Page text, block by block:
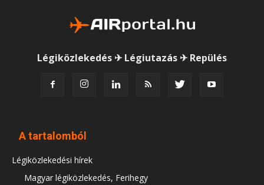
Légiközlekedés ✈ Légiutazás ✈ Repülés
A tartalomból
Légiközlekedési hírek
Magyar légiközlekedés, Ferihegy